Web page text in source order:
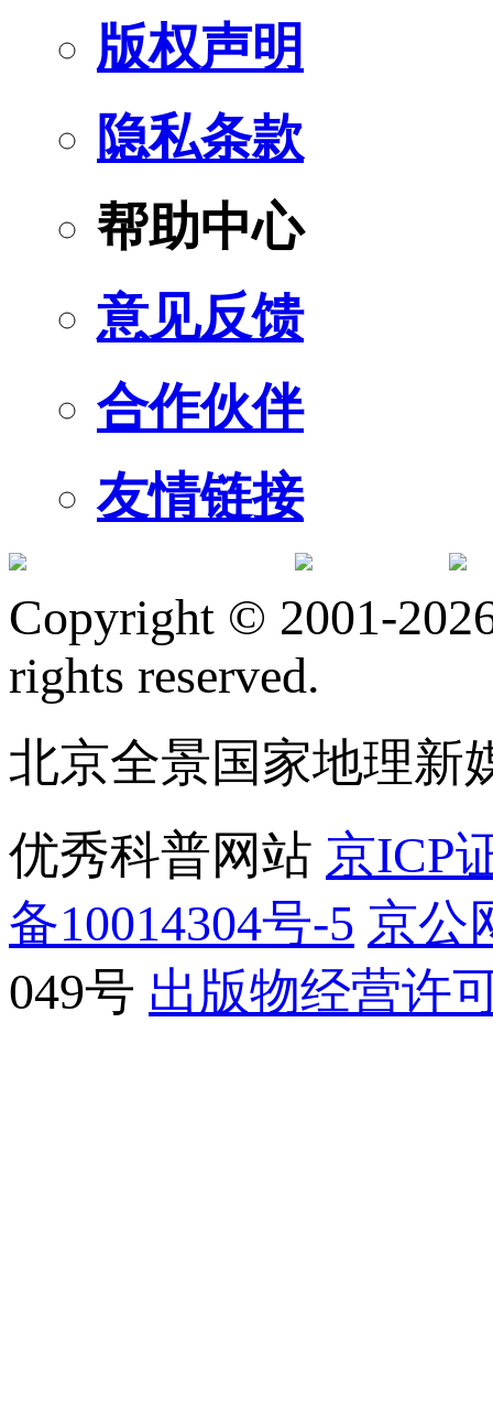
版权声明
隐私条款
帮助中心
意见反馈
合作伙伴
友情链接
Copyright © 2001-
rights reserved.
北京全景国家地理新
优秀科普网站 京ICP
备10014304号-5 京公
049号 出版物经营许